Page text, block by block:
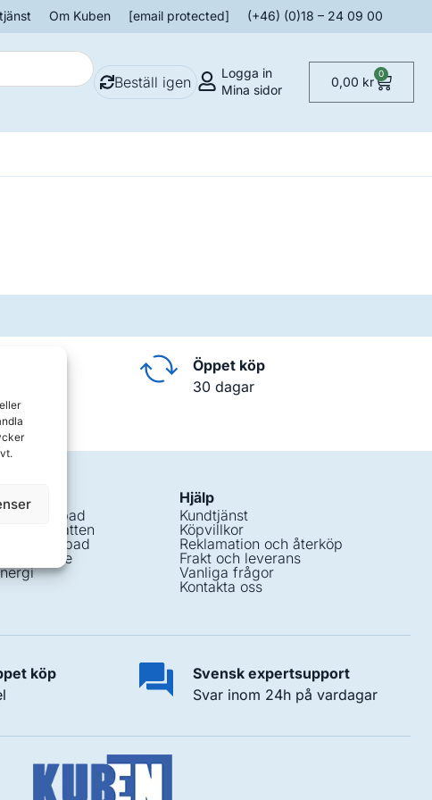
Om Kuben [email protected] (+46) (0)18 – 24 09 00
Beställ igen
Logga in
Mina sidor
0,00 kr
0
Öppet köp
30 dagar
i spabad
grönt vatten
på spabad
Hjälp
Kundtjänst
Köpvillkor
Reklamation och återköp
Frakt och leverans
Vanliga frågor
Kontakta oss
köp
Svensk expertsupport
Svar inom 24h på vardagar